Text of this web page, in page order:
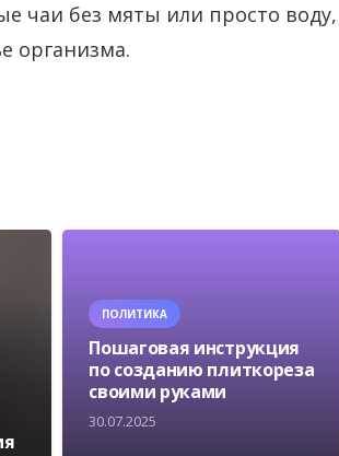
чаи без мяты или просто воду,
организма.
ПОЛИТИКА
Пошаговая инструкция
по созданию плиткореза
своими руками
30.07.2025